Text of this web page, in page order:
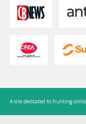
A site dedicated to hunting